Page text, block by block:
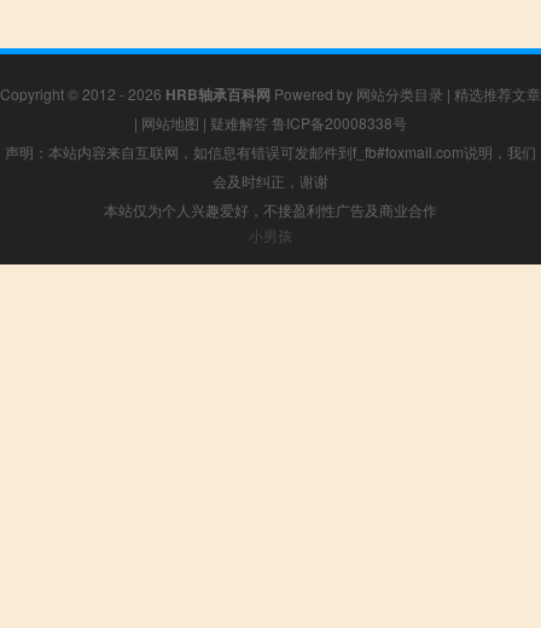
Copyright © 2012 - 2026 HRB轴承百科网 Powered by 网站分类目录 | 精选推荐文章
| 网站地图 | 疑难解答 鲁ICP备20008338号
声明：本站内容来自互联网，如信息有错误可发邮件到f_fb#foxmail.com说明，我们
会及时纠正，谢谢
本站仅为个人兴趣爱好，不接盈利性广告及商业合作
小男孩